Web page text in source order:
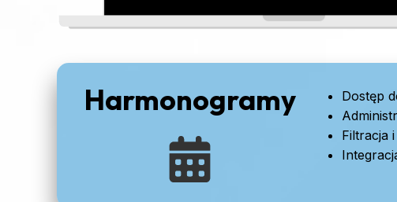
Harmonogramy
Dostęp
Filtracja